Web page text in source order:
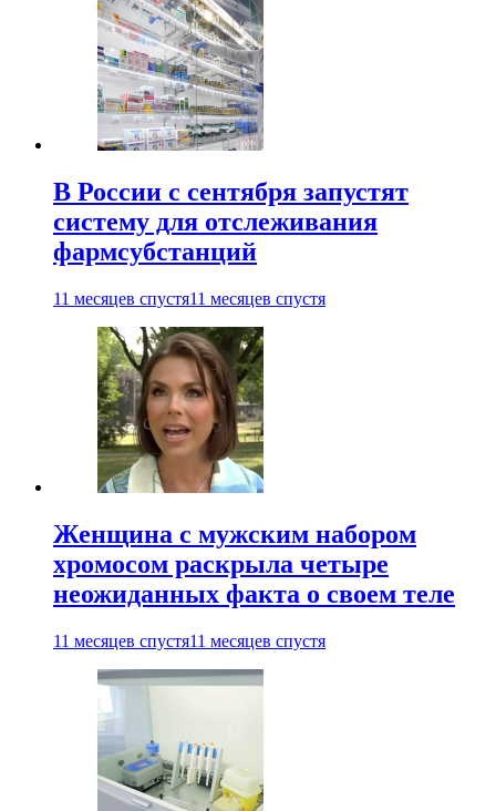
В России с сентября запустят
систему для отслеживания
фармсубстанций
11 месяцев спустя11 месяцев спустя
Женщина с мужским набором
хромосом раскрыла четыре
неожиданных факта о своем теле
11 месяцев спустя11 месяцев спустя